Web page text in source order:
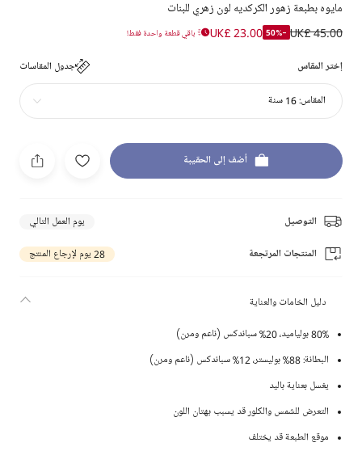
مايوه بطبعة زهور الكركديه لون زهري للبنات
UK£ 45.00
-50%
UK£ 23.00 باقي قطعة واحدة فقط!
إختر المقاس جدول المقاسات
المقاس:16 سنة
أضف إلى الحقيبة
التوصيل يوم العمل التالي
المنتجات المرتجعة 28 يوم لإرجاع المنتج
دليل الخامات والعناية
80% بولياميد، 20% سباندكس (ناعم ومرن)
البطانة: 88% بوليستر، 12% سباندكس (ناعم ومرن)
يغسل بعناية باليد
التعرض للشمس والكلور قد يسبب بهتان اللون
موقع الطبعة قد يختلف